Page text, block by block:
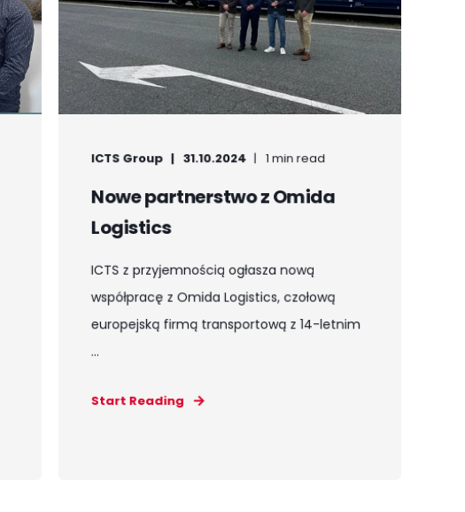
ICTS Group 31.10.2024 1 min read
Nowe partnerstwo z Omida
Logistics
ICTS z przyjemnością ogłasza nową
współpracę z Omida Logistics, czołową
europejską firmą transportową z 14-letnim
...
Start Reading